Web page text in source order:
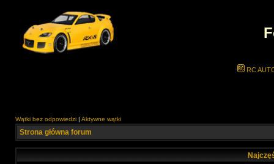
RC
Wątki bez odpowiedzi | Aktywne wątki
Strona główna forum